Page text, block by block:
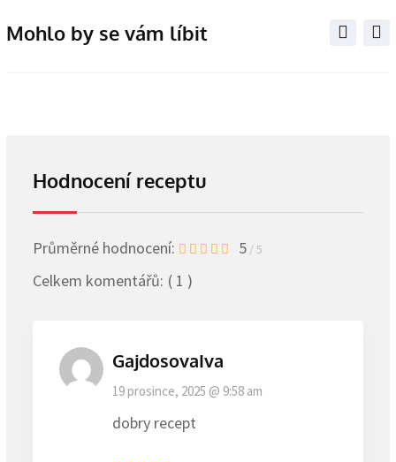
Mohlo by se vám líbit
Hodnocení receptu
Průměrné hodnocení: 5 / 5
Celkem komentářů: ( 1 )
GajdosovaIva
19 prosince, 2025 @ 9:58 am
dobry recept